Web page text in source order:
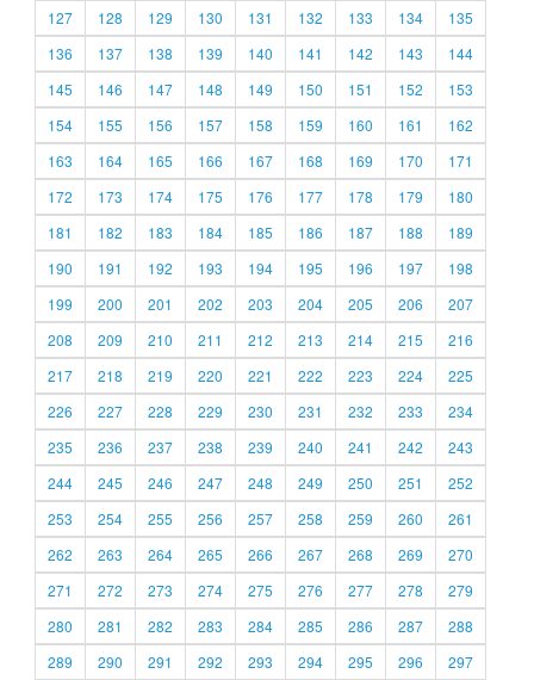
127
128 129 130 131 132 133 134
135
136
137 138 139 140 141 142 143
144
145
146 147 148 149 150 151 152
153
154
155 156 157 158 159 160 161
162
163
164 165 166 167 168 169 170
171
172
173 174 175 176 177 178 179
180
181
182 183 184 185 186 187 188
189
190
191 192 193 194 195 196 197
198
199
200 201 202 203 204 205 206
207
208
209 210 211 212 213 214 215
216
217
218 219 220 221 222 223 224
225
226
227 228 229 230 231 232 233
234
235
236 237 238 239 240 241 242
243
244
245 246 247 248 249 250 251
252
253
254 255 256 257 258 259 260
261
262
263 264 265 266 267 268 269
270
271
272 273 274 275 276 277 278
279
280
281 282 283 284 285 286 287
288
289
290 291 292 293 294 295 296 297